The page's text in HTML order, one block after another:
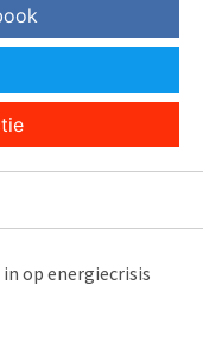
op energiecrisis